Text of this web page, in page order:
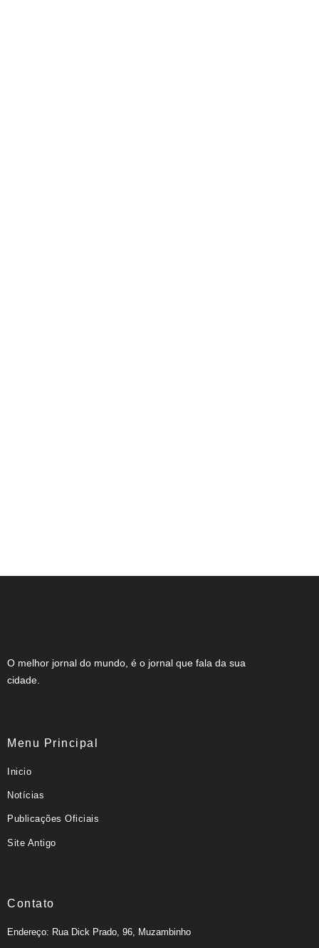
O melhor jornal do mundo, é o jornal que fala da sua
cidade.
Menu Principal
Inicio
Notícias
Publicações Oficiais
Site Antigo
Contato
Endereço: Rua Dick Prado, 96, Muzambinho